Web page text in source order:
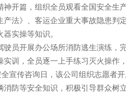
篇，组织全员观看全国安全生
法》、客运企业重大事故隐患判
实操等知识。
开展办公场所消防逃生演练，
训，全员逐一上手练习灭火操作
宣传咨询日，该公司组织志愿者开
防等安全知识，积极引导群众树